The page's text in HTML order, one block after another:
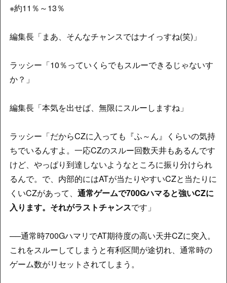
※約11％～13％
編集長「まあ、そんなチャンスではナイっすね(笑)」
ラッシー「10％っていくらでもスルーできるじゃないす
か？」
編集長「本気を出せば、無限にスルーしますね」
ラッシー「だからCZに入っても『ふ～ん』くらいの気持
ちでいるんすよ。一応CZのスルー回数天井もあるんです
けど、やっぱり到達しないようなところに振り分けられ
るんで。で、内部的にはATが当たりやすいCZと当たりに
くいCZがあって、 通常ゲームで700Gハマると強いCZに
入ります。それがラストチャンスです」
──通常時700GハマリでAT期待度の高い天井CZに突入。
これをスルーしてしまうと有利区間が途切れ、通常時の
ゲーム数がリセットされてしまう。